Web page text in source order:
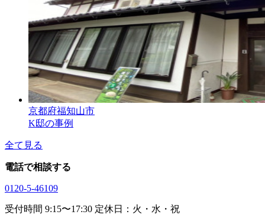
京都府福知山市
K邸の事例
全て見る
電話で相談する
0120-5-46109
受付時間 9:15〜17:30 定休日：火・水・祝